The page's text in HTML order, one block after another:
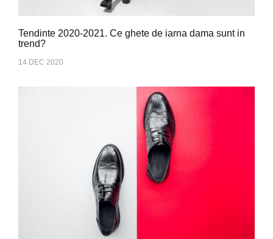
Tendinte 2020-2021. Ce ghete de iarna dama sunt in
trend?
14 DEC 2020